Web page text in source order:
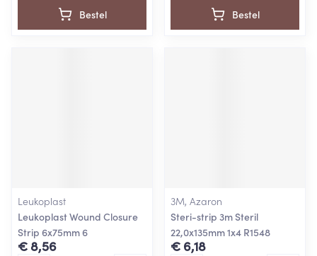
Bestel Bestel
Leukoplast
Leukoplast Wound Closure
Strip 6x75mm 6
€ 8,56
3M, Azaron
Steri-strip 3m Steril
22,0x135mm 1x4 R1548
€ 6,18